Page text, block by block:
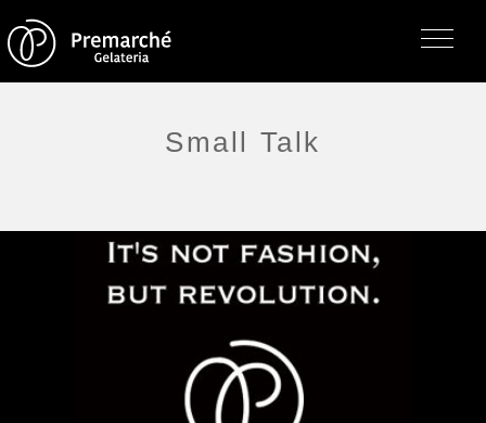
ジェラートについて
直営店・支店・分店
Small Talk